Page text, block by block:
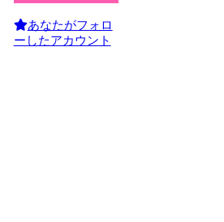
あなたがフォロ
ーしたアカウント